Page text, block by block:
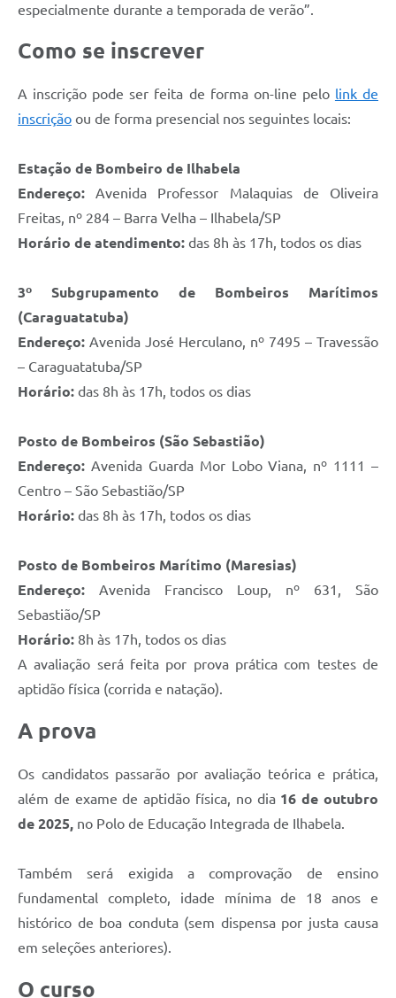
especialmente durante a temporada de verão”.
Como se inscrever
A inscrição pode ser feita de forma on-line pelo link de
inscrição ou de forma presencial nos seguintes locais:
Estação de Bombeiro de Ilhabela
Endereço:Avenida Professor Malaquias de Oliveira
Freitas, nº 284 – Barra Velha – Ilhabela/SP
Horário de atendimento: das 8h às 17h, todos os dias
3º Subgrupamento de Bombeiros Marítimos
(Caraguatatuba)
Endereço: Avenida José Herculano, nº 7495 – Travessão
– Caraguatatuba/SP
Horário: das 8h às 17h, todos os dias
Posto de Bombeiros (São Sebastião)
Endereço: Avenida Guarda Mor Lobo Viana, nº 1111 –
Centro – São Sebastião/SP
Horário: das 8h às 17h, todos os dias
Posto de Bombeiros Marítimo (Maresias)
Endereço: Avenida Francisco Loup, nº 631, São
Sebastião/SP
Horário: 8h às 17h, todos os dias
A avaliação será feita por prova prática com testes de
aptidão física (corrida e natação).
A prova
Os candidatos passarão por avaliação teórica e prática,
além de exame de aptidão física, no dia 16 de outubro
de 2025, no Polo de Educação Integrada de Ilhabela.
Também será exigida a comprovação de ensino
fundamental completo, idade mínima de 18 anos e
histórico de boa conduta (sem dispensa por justa causa
em seleções anteriores).
O curso